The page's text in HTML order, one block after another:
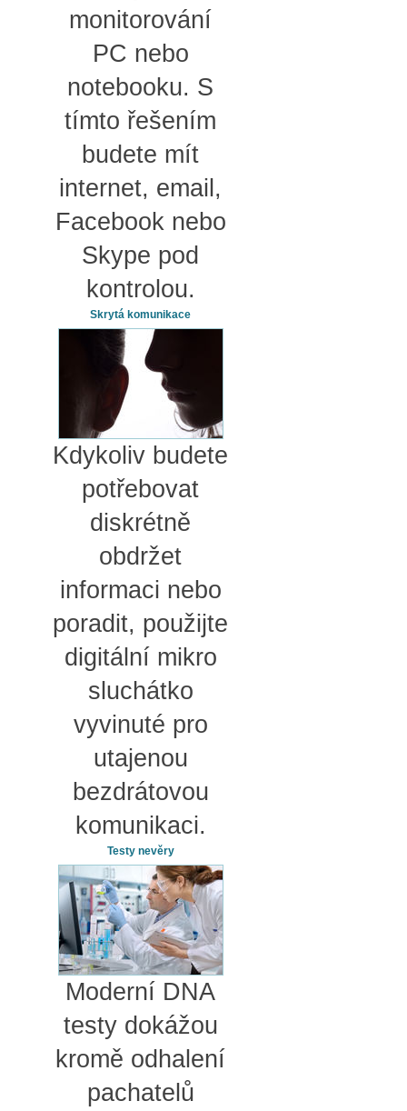
monitorování
PC nebo
notebooku. S
tímto řešením
budete mít
internet, email,
Facebook nebo
Skype pod
kontrolou.
Skrytá komunikace
Kdykoliv budete
potřebovat
diskrétně
obdržet
informaci nebo
poradit, použijte
digitální mikro
sluchátko
vyvinuté pro
utajenou
bezdrátovou
komunikaci.
Testy nevěry
Moderní DNA
testy dokážou
kromě odhalení
pachatelů